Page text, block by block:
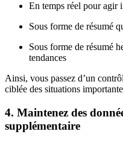
En temps réel pour agir
Sous forme de résumé
Sous forme de résumé
tendances
Ainsi, vous passez d’un
ciblée des situations
4. Maintenez des
supplémentaire